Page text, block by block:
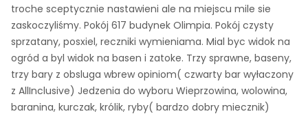
troche sceptycznie nastawieni ale na miejscu mile sie
zaskoczyliśmy. Pokój 617 budynek Olimpia. Pokój czysty
sprzatany, posxiel, reczniki wymieniama. Mial byc widok na
ogród a byl widok na basen i zatoke. Trzy sprawne, baseny,
trzy bary z obsluga wbrew opiniom( czwarty bar wyłaczony
z AllInclusive) Jedzenia do wyboru Wieprzowina, wolowina,
baranina, kurczak, królik, ryby( bardzo dobry miecznik)